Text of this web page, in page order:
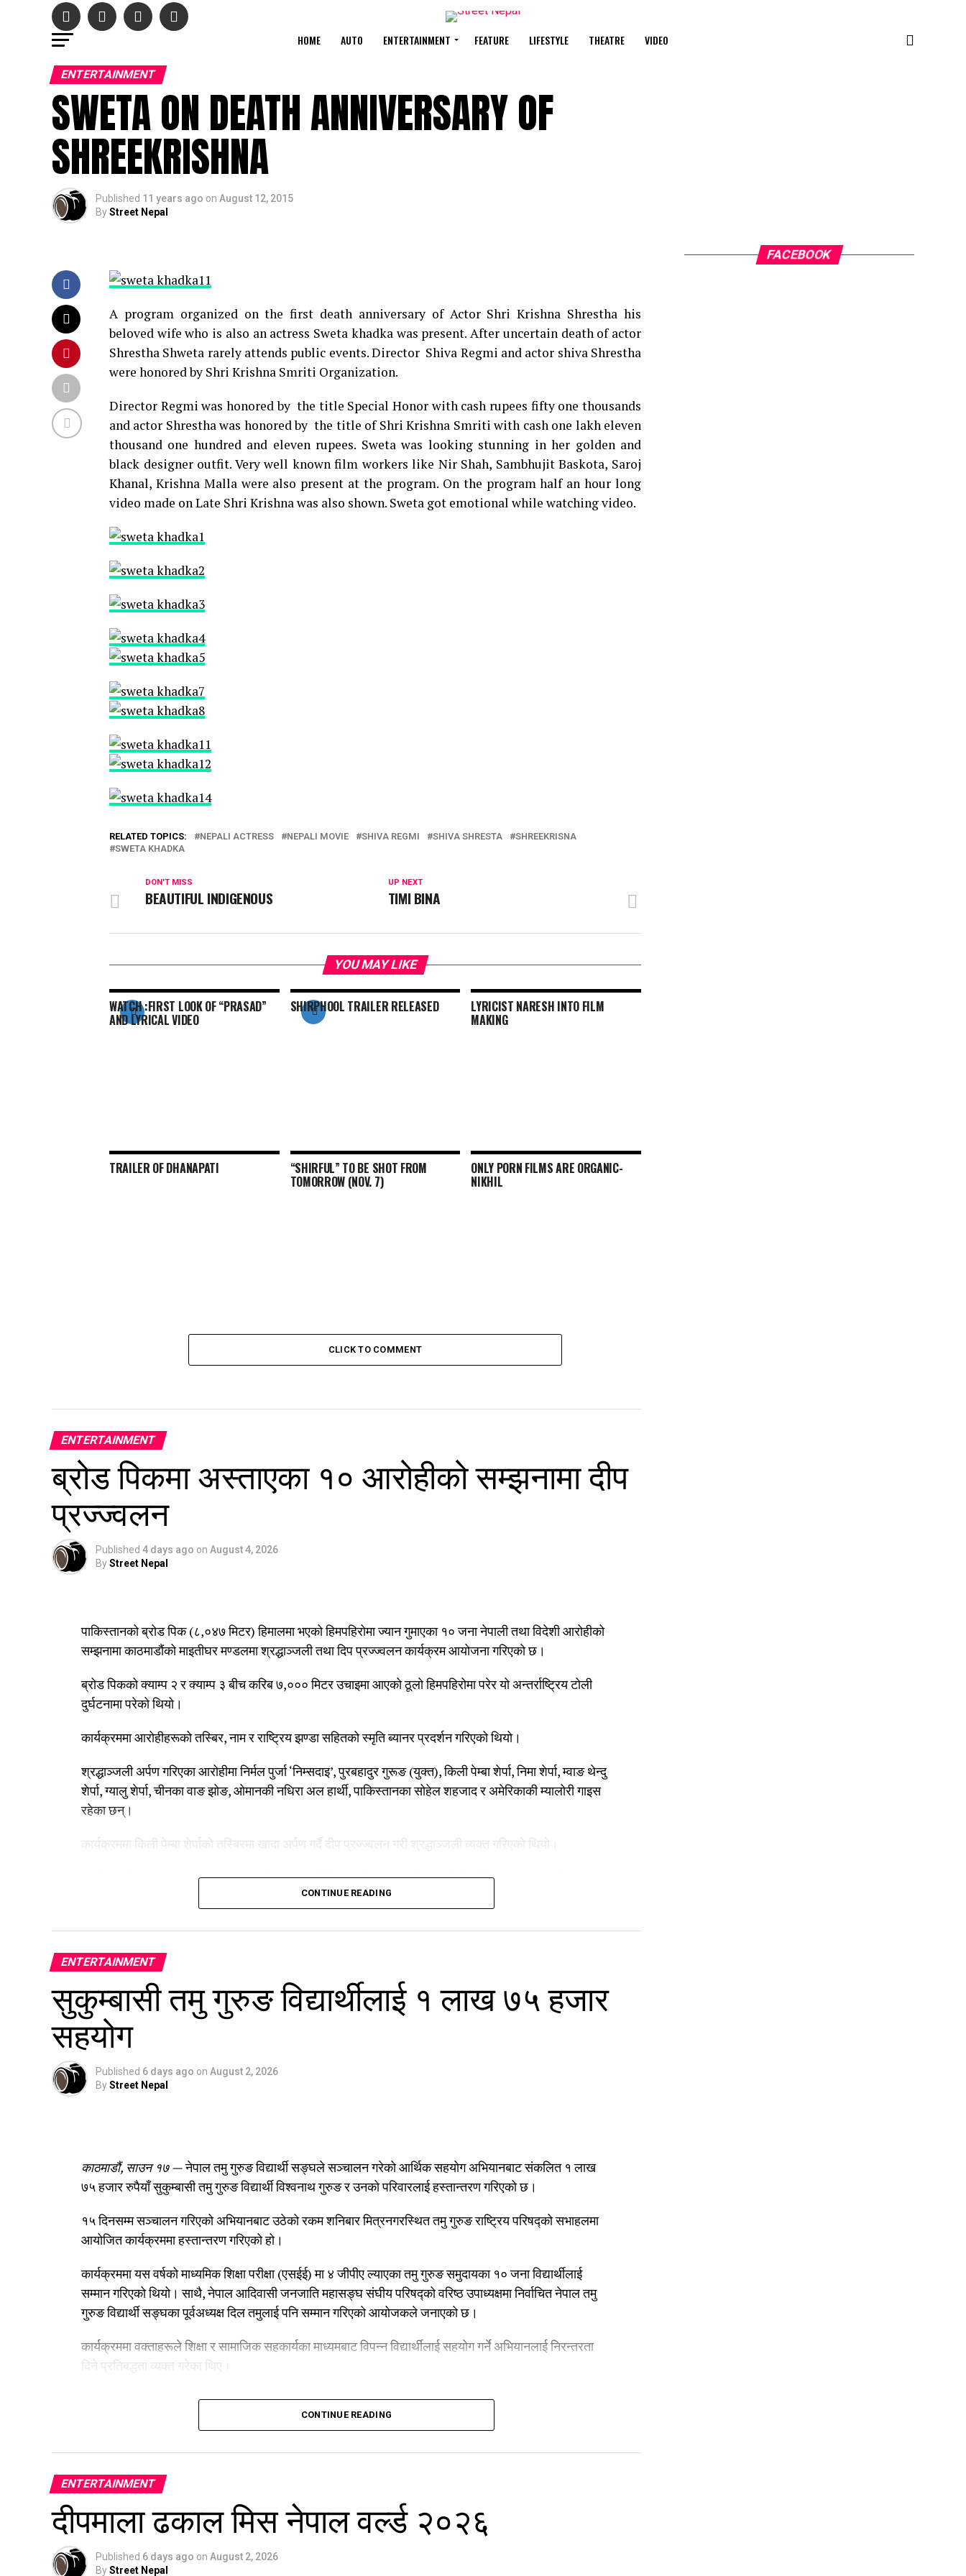
HOME AUTO ENTERTAINMENT FEATURE LIFESTYLE THEATRE VIDEO
ENTERTAINMENT
SWETA ON DEATH ANNIVERSARY OF
SHREEKRISHNA
Published 11 years ago on August 12, 2015
ByStreet Nepal
A program organized on the first death anniversary of Actor Shri Krishna Shrestha his
beloved wife who is also an actress Sweta khadka was present. After uncertain death of actor
Shrestha Shweta rarely attends public events. Director Shiva Regmi and actor shiva Shrestha
were honored by Shri Krishna Smriti Organization.
Director Regmi was honored by the title Special Honor with cash rupees fifty one thousands
and actor Shrestha was honored by the title of Shri Krishna Smriti with cash one lakh eleven
thousand one hundred and eleven rupees. Sweta was looking stunning in her golden and
black designer outfit. Very well known film workers like Nir Shah, Sambhujit Baskota, Saroj
Khanal, Krishna Malla were also present at the program. On the program half an hour long
video made on Late Shri Krishna was also shown. Sweta got emotional while watching video.
RELATED TOPICS: NEPALI ACTRESS NEPALI MOVIE SHIVA REGMI SHIVA SHRESTA
SHREEKRISNA
SWETA KHADKA
UP NEXT
TIMI BINA
DON'T MISS
BEAUTIFUL INDIGENOUS
YOU MAY LIKE
WATCH :FIRST LOOK OF “PRASAD”
AND LYRICAL VIDEO
SHIRPHOOL TRAILER RELEASED LYRICIST NARESH INTO FILM
MAKING
TRAILER OF DHANAPATI “SHIRFUL” TO BE SHOT FROM
TOMORROW (NOV. 7)
ONLY PORN FILMS ARE ORGANIC-
NIKHIL
CLICK TO COMMENT
ENTERTAINMENT
ब्रोड पिकमा अस्ताएका १० आरोहीको सम्झनामा दीप
प्रज्ज्वलन
Published 4 days ago on August 4, 2026
ByStreet Nepal
पाकिस्तानको ब्रोड पिक (८,०४७ मिटर) हिमालमा भएको हिमपहिरोमा ज्यान गुमाएका १० जना नेपाली तथा विदेशी आरोहीको
सम्झनामा काठमाडौंको माइतीघर मण्डलमा श्रद्धाञ्जली तथा दिप प्रज्ज्वलन कार्यक्रम आयोजना गरिएको छ।
ब्रोड पिकको क्याम्प २ र क्याम्प ३ बीच करिब ७,००० मिटर उचाइमा आएको ठूलो हिमपहिरोमा परेर यो अन्तर्राष्ट्रिय टोली
दुर्घटनामा परेको थियो।
कार्यक्रममा आरोहीहरूको तस्बिर, नाम र राष्ट्रिय झण्डा सहितको स्मृति ब्यानर प्रदर्शन गरिएको थियो।
श्रद्धाञ्जली अर्पण गरिएका आरोहीमा निर्मल पुर्जा ‘निम्सदाइ’, पुरबहादुर गुरूङ (युक्त), किली पेम्बा शेर्पा, निमा शेर्पा, म्वाङ थेन्दु
शेर्पा, ग्यालु शेर्पा, चीनका वाङ झोङ, ओमानकी नधिरा अल हार्थी, पाकिस्तानका सोहेल शहजाद र अमेरिकाकी म्यालोरी गाइस
रहेका छन्।
कार्यक्रममा किली पेम्बा शेर्पाको तस्बिरमा खादा अर्पण गर्दै दीप प्रज्ज्वलन गरी श्रद्धाञ्जली व्यक्त गरिएको थियो।
कार्यक्रमको आयोजना नेपाल नेसनल माउन्टेन गाइड एसोसिएसन, नेपाल क्लाइम्बिङ स्पोर्ट एसोसिएसन (काठमाडौं उपत्यका
विशेष समिति), माउन्ट एभरेस्ट समिटर्स क्लब रोल्वालिङ–दोलखा र एभरेस्ट समिटियर्स एसोसिएसनले संयुक्त रूपमा गरेका
CONTINUE READING
ENTERTAINMENT
सुकुम्बासी तमु गुरुङ विद्यार्थीलाई १ लाख ७५ हजार
सहयोग
Published 6 days ago on August 2, 2026
ByStreet Nepal
काठमाडौं, साउन १७ —नेपाल तमु गुरुङ विद्यार्थी सङ्घले सञ्चालन गरेको आर्थिक सहयोग अभियानबाट संकलित १ लाख
७५ हजार रुपैयाँ सुकुम्बासी तमु गुरुङ विद्यार्थी विश्वनाथ गुरुङ र उनको परिवारलाई हस्तान्तरण गरिएको छ।
१५ दिनसम्म सञ्चालन गरिएको अभियानबाट उठेको रकम शनिबार मित्रनगरस्थित तमु गुरुङ राष्ट्रिय परिषद्को सभाहलमा
आयोजित कार्यक्रममा हस्तान्तरण गरिएको हो।
कार्यक्रममा यस वर्षको माध्यमिक शिक्षा परीक्षा (एसईई) मा ४ जीपीए ल्याएका तमु गुरुङ समुदायका १० जना विद्यार्थीलाई
सम्मान गरिएको थियो। साथै, नेपाल आदिवासी जनजाति महासङ्घ संघीय परिषद्को वरिष्ठ उपाध्यक्षमा निर्वाचित नेपाल तमु
गुरुङ विद्यार्थी सङ्घका पूर्वअध्यक्ष दिल तमुलाई पनि सम्मान गरिएको आयोजकले जनाएको छ।
कार्यक्रममा वक्ताहरूले शिक्षा र सामाजिक सहकार्यका माध्यमबाट विपन्न विद्यार्थीलाई सहयोग गर्ने अभियानलाई निरन्तरता
दिने प्रतिबद्धता व्यक्त गरेका थिए।
CONTINUE READING
ENTERTAINMENT
दीपमाला ढकाल मिस नेपाल वर्ल्ड २०२६
Published 6 days ago on August 2, 2026
ByStreet Nepal
FACEBOOK